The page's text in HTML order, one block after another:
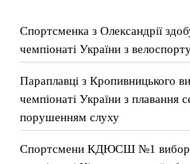
Спортсменка з Олександрії
чемпіонаті України з
Параплавці з Кропивницького
чемпіонаті України з плавання
порушенням слуху
Спортсмени КДЮСШ №1